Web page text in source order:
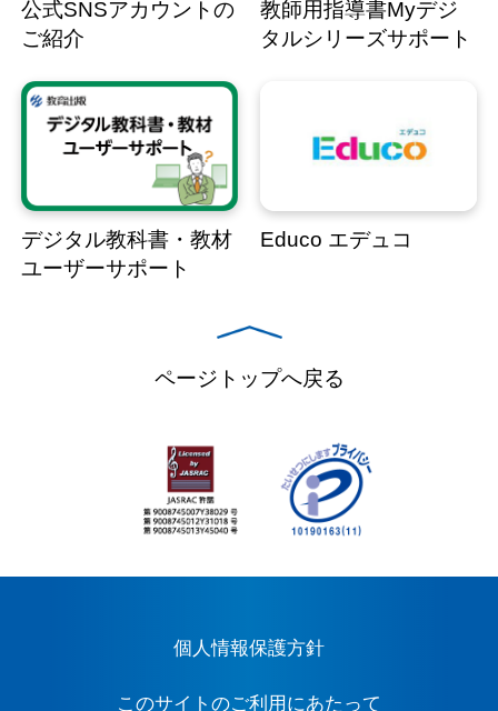
公式SNSアカウントの
ご紹介
教師用指導書Myデジ
タルシリーズサポート
デジタル教科書・教材
ユーザーサポート
Educo エデュコ
ページトップへ戻る
個人情報保護方針
このサイトのご利用にあたって